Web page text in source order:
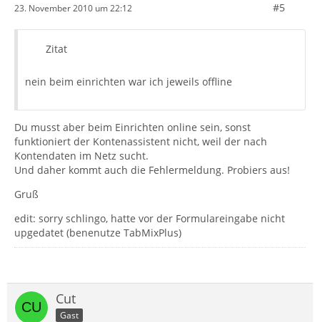
23. November 2010 um 22:12 #5
Zitat
nein beim einrichten war ich jeweils offline
Du musst aber beim Einrichten online sein, sonst
funktioniert der Kontenassistent nicht, weil der nach
Kontendaten im Netz sucht.
Und daher kommt auch die Fehlermeldung. Probiers aus!
Gruß
edit: sorry schlingo, hatte vor der Formulareingabe nicht
upgedatet (benenutze TabMixPlus)
Cut
Gast